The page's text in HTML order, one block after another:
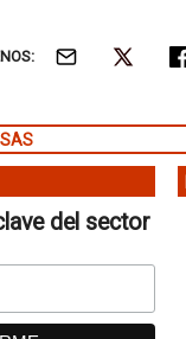
del sector